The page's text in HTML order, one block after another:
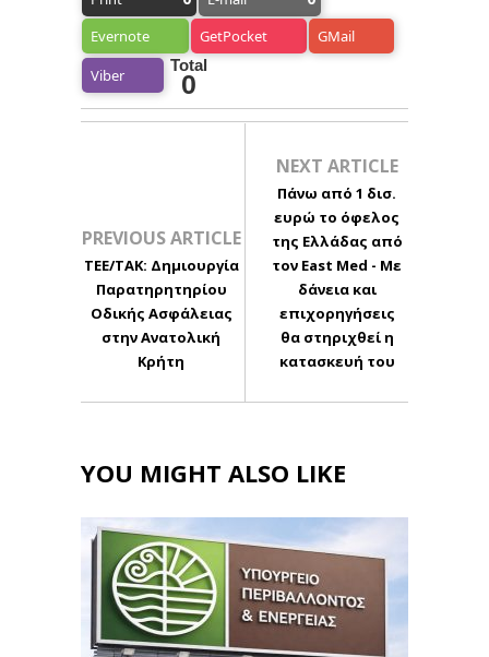
Evernote GetPocket GMail
Viber
Total
0
PREVIOUS ARTICLE
ΤΕΕ/ΤΑΚ: Δημιουργία
Παρατηρητηρίου
Οδικής Ασφάλειας
στην Ανατολική
Κρήτη
NEXT ARTICLE
Πάνω από 1 δισ.
ευρώ το όφελος
της Ελλάδας από
τον East Med - Με
δάνεια και
επιχορηγήσεις
θα στηριχθεί η
κατασκευή του
YOU MIGHT ALSO LIKE